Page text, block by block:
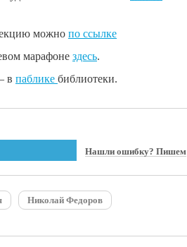
можно по ссылке
марафоне здесь.
в паблике библиотеки.
Нашли ошибку? Пишем
Николай Федоров